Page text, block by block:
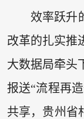
效率跃升
改革的扎实推
大数据局牵头
报送“流程再
共享，贵州省